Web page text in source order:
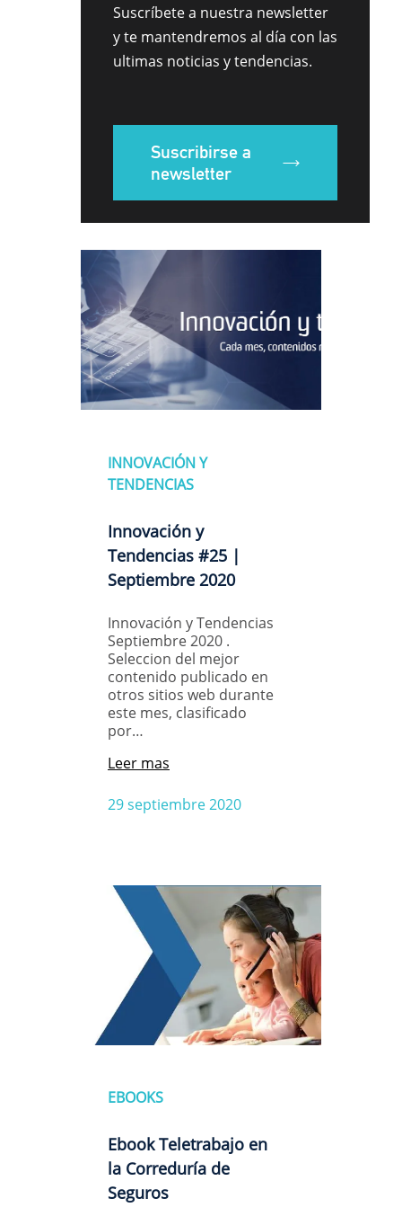
INNOVACIÓN Y
TENDENCIAS
Innovación y
Tendencias #25 |
Septiembre 2020
Innovación y Tendencias
Septiembre 2020 .
Seleccion del mejor
contenido publicado en
otros sitios web durante
este mes, clasificado
por…
29 septiembre 2020
Leer mas
EBOOKS
Ebook Teletrabajo en
la Correduría de
Seguros
Suscríbete a nuestra newsletter
y te mantendremos al día con las
ultimas noticias y tendencias.
Suscribirse a
newsletter